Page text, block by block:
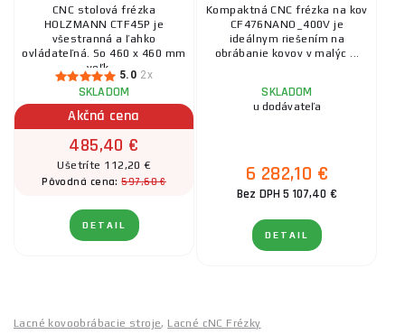
CNC stolová frézka
HOLZMANN CTF45P je
všestranná a ľahko
ovládateľná. So 460 x 460 mm
veľk ...
5.0 2x
SKLADOM
Akčná cena
485,40 €
Ušetríte 112,20 €
Pôvodná cena:597,60 €
DETAIL
Kompaktná CNC frézka na kov
CF476NANO_400V je
ideálnym riešením na
obrábanie kovov v malýc ...
SKLADOM
u dodávateľa
6 282,10 €
Bez DPH 5 107,40 €
DETAIL
Lacné kovoobrábacie stroje, Lacné cNC Frézky